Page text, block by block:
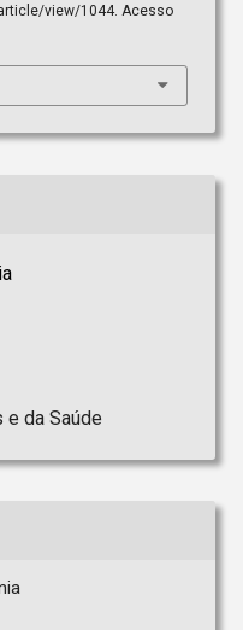
view/1044. Acesso
e da Saúde